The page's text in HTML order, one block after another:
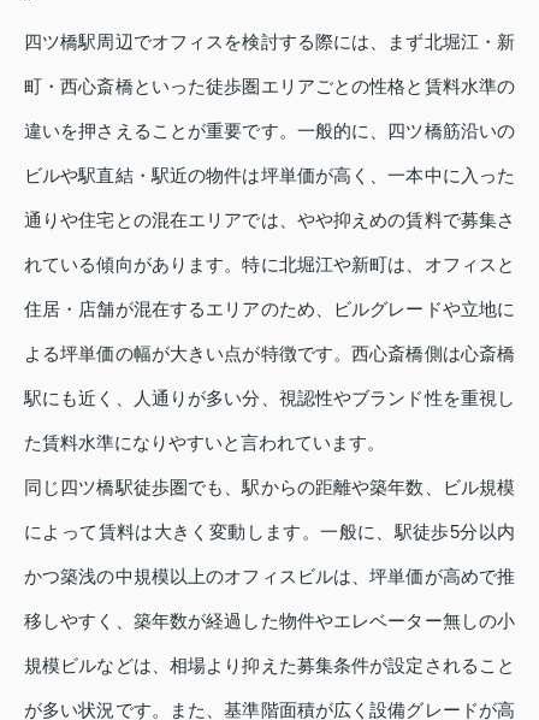
四ツ橋駅周辺でオフィスを検討する際には、まず北堀江・新
町・西心斎橋といった徒歩圏エリアごとの性格と賃料水準の
違いを押さえることが重要です。一般的に、四ツ橋筋沿いの
ビルや駅直結・駅近の物件は坪単価が高く、一本中に入った
通りや住宅との混在エリアでは、やや抑えめの賃料で募集さ
れている傾向があります。特に北堀江や新町は、オフィスと
住居・店舗が混在するエリアのため、ビルグレードや立地に
よる坪単価の幅が大きい点が特徴です。西心斎橋側は心斎橋
駅にも近く、人通りが多い分、視認性やブランド性を重視し
た賃料水準になりやすいと言われています。
同じ四ツ橋駅徒歩圏でも、駅からの距離や築年数、ビル規模
によって賃料は大きく変動します。一般に、駅徒歩5分以内
かつ築浅の中規模以上のオフィスビルは、坪単価が高めで推
移しやすく、築年数が経過した物件やエレベーター無しの小
規模ビルなどは、相場より抑えた募集条件が設定されること
が多い状況です。また、基準階面積が広く設備グレードが高